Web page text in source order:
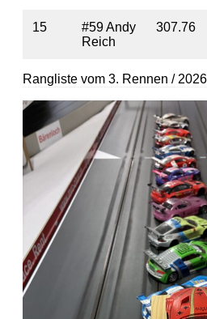
15
#59 Andy
Reich
307.76
Rangliste vom 3. Rennen / 2026